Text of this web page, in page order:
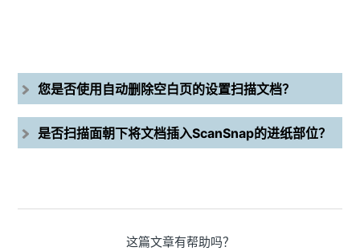
您是否使用自动删除空白页的设置扫描文档？
是否扫描面朝下将文档插入ScanSnap的进纸部位？
这篇文章有帮助吗？